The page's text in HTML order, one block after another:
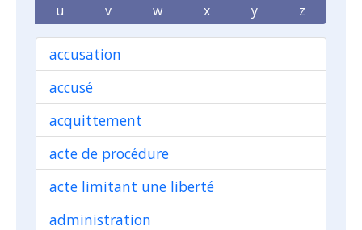
u
v w x y z
accusation
accusé
acquittement
acte de procédure
acte limitant une liberté
administration